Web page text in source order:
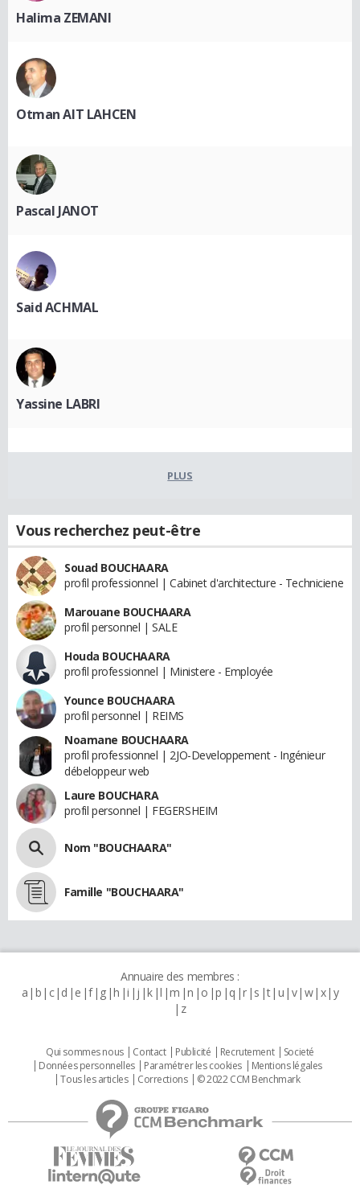
Halima ZEMANI
Otman AIT LAHCEN
Pascal JANOT
Said ACHMAL
Yassine LABRI
PLUS
Vous recherchez peut-être
Souad BOUCHAARA
profil professionnel | Cabinet d'architecture - Techniciene
Marouane BOUCHAARA
profil personnel | SALE
Houda BOUCHAARA
profil professionnel | Ministere - Employée
Younce BOUCHAARA
profil personnel | REIMS
Noamane BOUCHAARA
profil professionnel | 2JO-Developpement - Ingénieur
débeloppeur web
Laure BOUCHARA
profil personnel | FEGERSHEIM
Nom "BOUCHAARA"
Famille "BOUCHAARA"
Annuaire des membres :
a b c d e f g h i j k l m n o p q r s t u v w x y
z
Qui sommes nous Contact Publicité Recrutement
Societé
Données personnelles
Paramétrer les cookies
Mentions légales
Tous les articles
Corrections © 2022 CCM Benchmark